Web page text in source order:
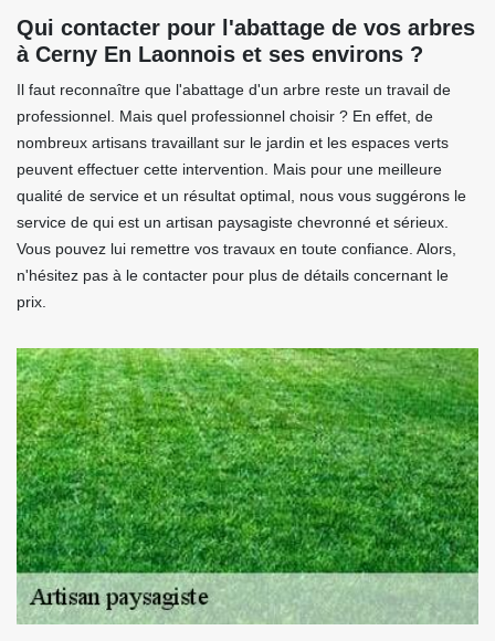
Qui contacter pour l'abattage de vos arbres
à Cerny En Laonnois et ses environs ?
Il faut reconnaître que l'abattage d'un arbre reste un travail de
professionnel. Mais quel professionnel choisir ? En effet, de
nombreux artisans travaillant sur le jardin et les espaces verts
peuvent effectuer cette intervention. Mais pour une meilleure
qualité de service et un résultat optimal, nous vous suggérons le
service de qui est un artisan paysagiste chevronné et sérieux.
Vous pouvez lui remettre vos travaux en toute confiance. Alors,
n'hésitez pas à le contacter pour plus de détails concernant le
prix.